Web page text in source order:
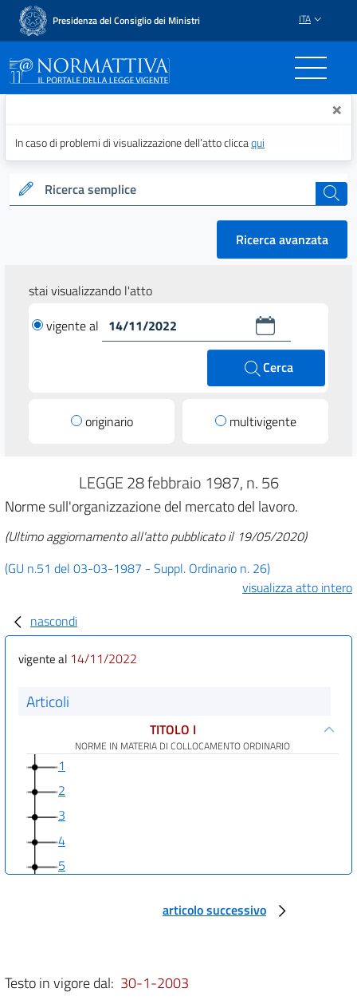
Presidenza del Consiglio dei Ministri ITA
Normattiva - Il portale ×
In caso di problemi di visualizzazione dell’atto cliccaqui
Ricerca semplice cerca
Ricerca avanzata
stai visualizzando l'atto
vigente al
Cerca
originario multivigente
LEGGE 28 febbraio 1987, n. 56
Norme sull'organizzazione del mercato del lavoro.
(Ultimo aggiornamento all'atto pubblicato il 19/05/2020)
(GU n.51 del 03-03-1987 - Suppl. Ordinario n. 26)
visualizza atto intero
nascondi
vigente al 14/11/2022
Articoli
TITOLO I
NORME IN MATERIA DI COLLOCAMENTO ORDINARIO
1
2
3
4
5
10
articolo successivo
Testo in vigore dal: 30-1-2003